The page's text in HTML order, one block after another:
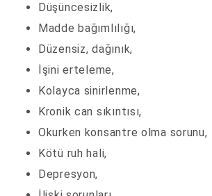
Düşüncesizlik,
Madde bağımlılığı,
Düzensiz, dağınık,
İşini erteleme,
Kolayca sinirlenme,
Kronik can sıkıntısı,
Okurken konsantre olma sorunu,
Kötü ruh hali,
Depresyon,